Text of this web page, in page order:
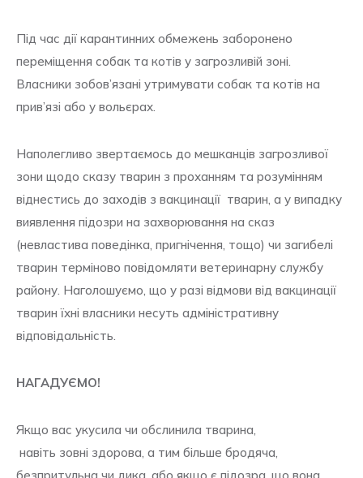
Під час дії карантинних обмежень заборонено
переміщення собак та котів у загрозливій зоні.
Власники зобов’язані утримувати собак та котів на
прив’язі або у вольєрах.
Наполегливо звертаємось до мешканців загрозливої
зони щодо сказу тварин з проханням та розумінням
віднестись до заходів з вакцинації тварин, а у випадку
виявлення підозри на захворювання на сказ
(невластива поведінка, пригнічення, тощо) чи загибелі
тварин терміново повідомляти ветеринарну службу
району. Наголошуємо, що у разі відмови від вакцинації
тварин їхні власники несуть адміністративну
відповідальність.
НАГАДУЄМО!
Якщо вас укусила чи обслинила тварина,
навіть зовні здорова, а тим більше бродяча,
безпритульна чи дика, або якщо є підозра, що вона